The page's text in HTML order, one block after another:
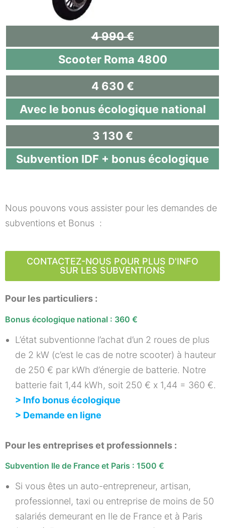
4 990 €
Scooter Roma 4800
4 630 €
Avec le bonus écologique national
3 130 €
Subvention IDF + bonus écologique
Nous pouvons vous assister pour les demandes de
subventions et Bonus :
CONTACTEZ-NOUS POUR PLUS D'INFO
SUR LES SUBVENTIONS
Pour les particuliers :
Bonus écologique national : 360 €
L’état subventionne l’achat d’un 2 roues de plus
de 2 kW (c’est le cas de notre scooter) à hauteur
de 250 € par kWh d’énergie de batterie. Notre
batterie fait 1,44 kWh, soit 250 € x 1,44 = 360 €.
> Info bonus écologique
> Demande en ligne
Pour les entreprises et professionnels :
Subvention Ile de France et Paris : 1500 €
Si vous êtes un auto-entrepreneur, artisan,
professionnel, taxi ou entreprise de moins de 50
salariés demeurant en Ile de France et à Paris